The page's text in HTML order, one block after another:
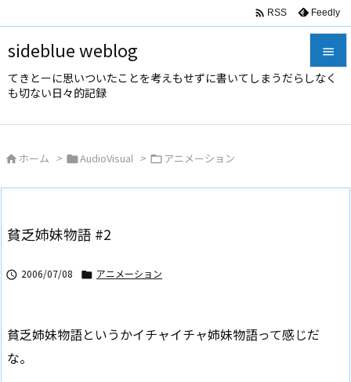
sideblue weblog
てきとーに思いついたことを考えもせずに書いてしまうだらしなく
も切ない日々的記録



 RSS Feedly
 ホーム > AudioVisual > アニメーション
貧乏姉妹物語 #2
 2006/07/08  アニメーション
貧乏姉妹物語というかイチャイチャ姉妹物語って感じだ
な。